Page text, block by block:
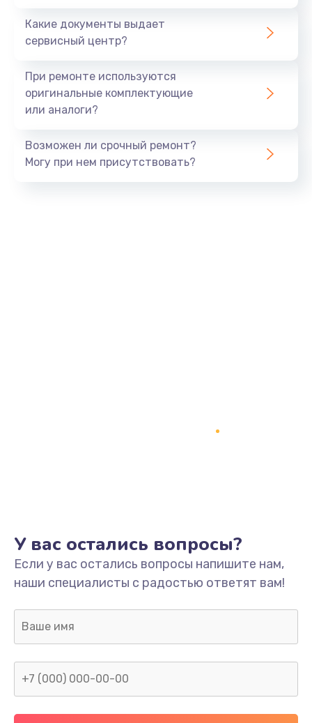
Восстановление данных
Заказать
1060 руб.
995 руб.
Заказать
Замена шлейфа матрицы
2600 руб.
Какие документы выдает
сервисный центр?
При ремонте используются
оригинальные комплектующие
или аналоги?
Возможен ли срочный ремонт?
Могу при нем присутствовать?
У вас остались вопросы?
Если у вас остались вопросы напишите нам,
наши специалисты с радостью ответят вам!